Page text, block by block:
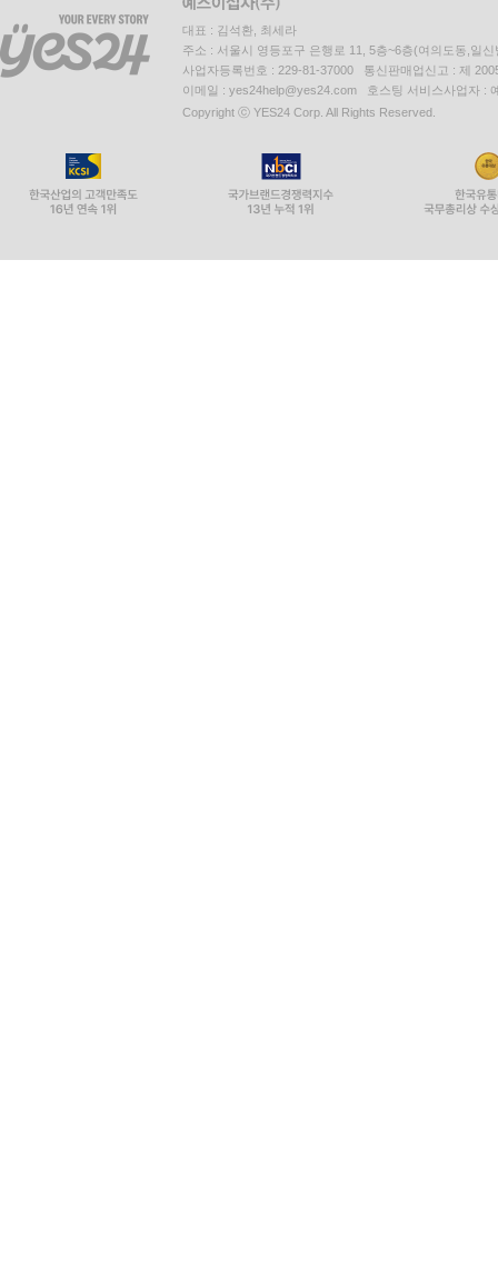
대표 : 김석환, 최세라
주소 : 서울시 영등포구 은행로 11, 5층~6층(여의도동,일신
사업자등록번호 : 229-81-37000 통신판매업신고 : 제
이메일 : yes24help@yes24.com 호스팅 서비스사업자 :
Copyright ⓒ YES24 Corp. All Rights Reserved.